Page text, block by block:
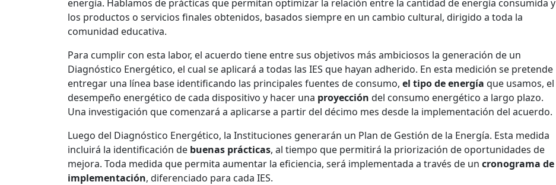
energía. Hablamos de prácticas que permitan optimizar la relación entre la cantidad de energía consumida y
los productos o servicios finales obtenidos, basados siempre en un cambio cultural, dirigido a toda la
comunidad educativa.
Para cumplir con esta labor, el acuerdo tiene entre sus objetivos más ambiciosos la generación de un
Diagnóstico Energético, el cual se aplicará a todas las IES que hayan adherido. En esta medición se pretende
entregar una línea base identificando las principales fuentes de consumo, el tipo de energía que usamos, el
desempeño energético de cada dispositivo y hacer una proyección del consumo energético a largo plazo.
Una investigación que comenzará a aplicarse a partir del décimo mes desde la implementación del acuerdo.
Luego del Diagnóstico Energético, la Instituciones generarán un Plan de Gestión de la Energía. Esta medida
incluirá la identificación de buenas prácticas, al tiempo que permitirá la priorización de oportunidades de
mejora. Toda medida que permita aumentar la eficiencia, será implementada a través de un cronograma de
implementación, diferenciado para cada IES.